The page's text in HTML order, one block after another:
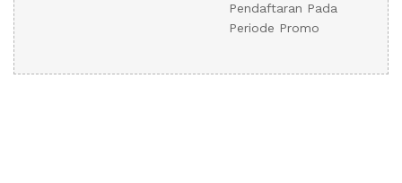
Pendaftaran Pada
Periode Promo